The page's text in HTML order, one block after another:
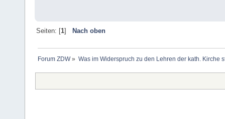
Seiten: [1] Nach oben
Forum ZDW» Was im Widerspruch zu den Lehren der kath. Kirche